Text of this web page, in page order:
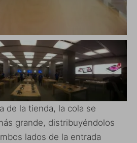
de la tienda, la cola se
grande, distribuyéndolos
lados de la entrada